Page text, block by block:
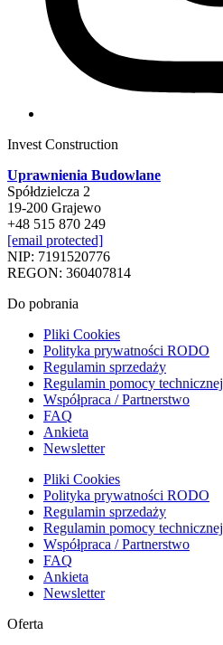
Invest Construction
Uprawnienia Budowlane
Spółdzielcza 2
19-200 Grajewo
+48 515 870 249
[email protected]
NIP: 7191520776
REGON: 360407814
Do pobrania
Pliki Cookies
Polityka prywatności RODO
Regulamin sprzedaży
Regulamin pomocy technicznej
Współpraca / Partnerstwo
FAQ
Ankieta
Newsletter
Pliki Cookies
Polityka prywatności RODO
Regulamin sprzedaży
Regulamin pomocy technicznej
Współpraca / Partnerstwo
FAQ
Ankieta
Newsletter
Oferta